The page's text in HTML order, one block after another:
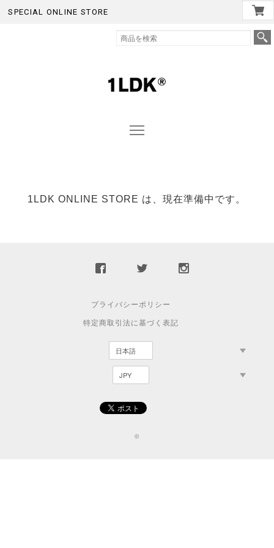
SPECIAL ONLINE STORE
1LDK ONLINE STORE は、現在準備中です。
プライバシーポリシー
特定商取引法に基づく表記
©